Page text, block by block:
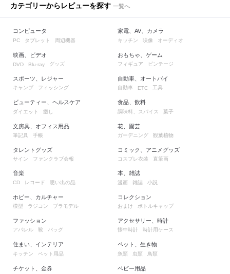
カテゴリーからレビューを探す 一覧へ
コンピュータ
PC タブレット 周辺機器
映画、ビデオ
DVD Blu-ray グッズ
スポーツ、レジャー
キャンプ フィッシング
ビューティー、ヘルスケア
ダイエット 癒し
文房具、オフィス用品
筆記具 手帳
タレントグッズ
サイン ファンクラブ会報
家電、AV、カメラ
キッチン 映像 オーディオ
おもちゃ、ゲーム
フィギュア ビンテージ
自動車、オートバイ
自動車 ETC 工具
食品、飲料
調味料、スパイス 菓子
花、園芸
ガーデニング 観葉植物
コミック、アニメグッズ
コスプレ衣装 直筆画
音楽
CD レコード 思い出の品
ホビー、カルチャー
模型 ラジコン プラモデル
ファッション
アパレル 靴 バッグ
住まい、インテリア
キッチン ペット用品
チケット、金券
本、雑誌
漫画 雑誌 小説
コレクション
おまけ ボトルキャップ
アクセサリー、時計
懐中時計 時計用ケース
ペット、生き物
魚類 虫類 鳥類
ベビー用品